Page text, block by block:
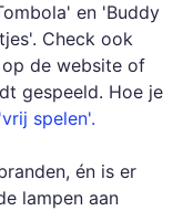
en 'Buddy
Check ook
de website of
gespeeld. Hoe je
'vrij spelen'.
én is er
lampen aan